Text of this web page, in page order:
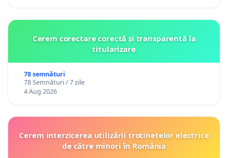
Cerem corectare corectă și transparentă la
titularizare
78 semnături
78 Semnături / 7 zile
4 Aug 2026
Cerem interzicerea utilizării trotinetelor electrice
de către minori în România